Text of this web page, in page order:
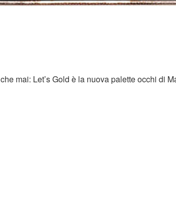
che mai: Let’s Gold è la nuova palette occhi di